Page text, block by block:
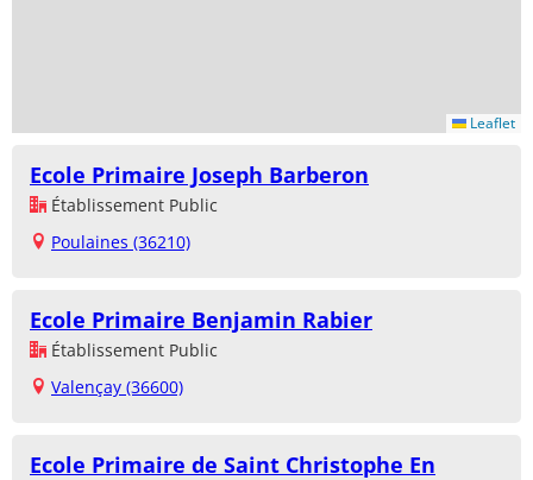
Leaflet
Ecole Primaire Joseph Barberon
Établissement Public
Poulaines (36210)
Ecole Primaire Benjamin Rabier
Établissement Public
Valençay (36600)
Ecole Primaire de Saint Christophe En